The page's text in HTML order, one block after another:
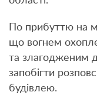
По прибуттю на
що вогнем
та злагодженим
запобігти
будівлею.